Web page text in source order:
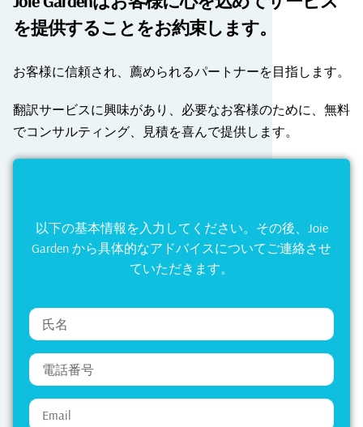
を提供することをお約束します。
お客様に信頼され、薦められるパートナーを目指します。
翻訳サービスに興味があり、必要なお客様のために、無料
でコンサルティング、見積を喜んで提供します。
以下の基本情報を入力してください。その後、Joie
Garden から具体的なアドバイスについてご連絡させ
ていただきます。